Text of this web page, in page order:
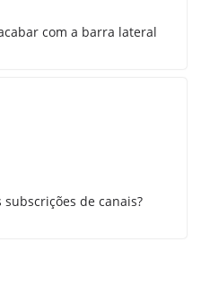
com a barra lateral
de canais?